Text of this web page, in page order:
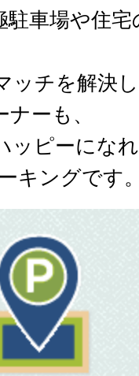
駐車場や住
ッチを解決
ーも、
ッピーにな
キングです